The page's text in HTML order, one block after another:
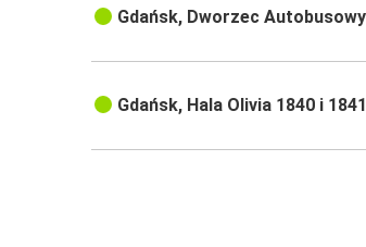
Gdańsk, Dworzec Autobusowy
Gdańsk, Hala Olivia 1840 i 1841